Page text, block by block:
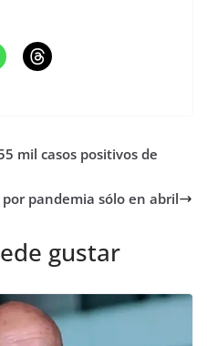
mil casos positivos de
pandemia sólo en abril
gustar